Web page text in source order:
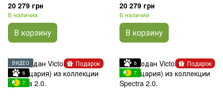
20 279 грн
В наличии
В корзину
20 279 грн
В наличии
В корзину
Подарок
ВИДЕО
6
7
Подарок
6
7